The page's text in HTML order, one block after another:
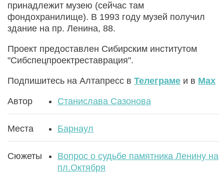
принадлежит музею (сейчас там
фондохранилище). В 1993 году музей получил
здание на пр. Ленина, 88.
Проект предоставлен Сибирским институтом
"Сибспецпроектреставрация".
Подпишитесь на Алтапресс в Телеграме и в Max
Автор Станислава Сазонова
Места Барнаул
Сюжеты
Вопрос о судьбе памятника Ленину на
пл.Октября